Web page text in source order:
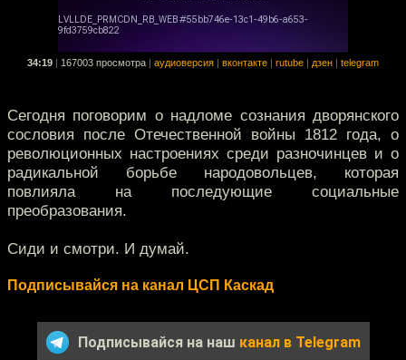
34:19 167003 просмотра аудиоверсия вконтакте rutube дзен telegram
Сегодня поговорим о надломе сознания дворянского
сословия после Отечественной войны 1812 года, о
революционных настроениях среди разночинцев и о
радикальной борьбе народовольцев, которая
повлияла на последующие социальные
преобразования.
Сиди и смотри. И думай.
Подписывайся на канал ЦСП Каскад
Подписывайся на наш канал в Telegram